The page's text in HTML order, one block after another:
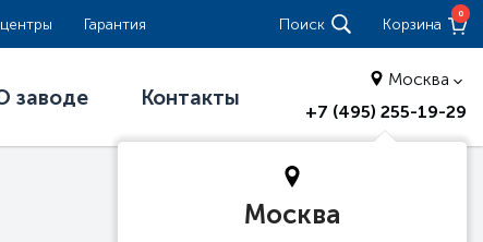
Гарантия Поиск Корзина
0
заводе Контакты
+7 (495) 255-19-29
Москва
Москва